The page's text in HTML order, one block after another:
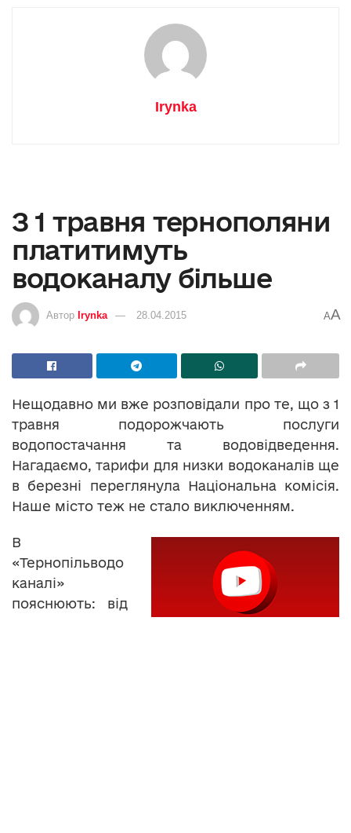
Irynka
З 1 травня тернополяни
платитимуть
водоканалу більше
Автор Irynka 28.04.2015 AA
Нещодавно ми вже розповідали про те, що з 1
травня подорожчають послуги
водопостачання та водовідведення.
Нагадаємо, тарифи для низки водоканалів ще
в березні переглянула Національна комісія.
Наше місто теж не стало виключенням.
В
«Тернопільводо
каналі»
пояснюють: від